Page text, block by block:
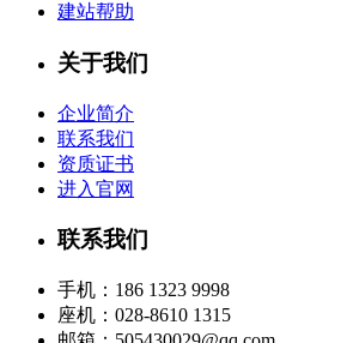
建站帮助
关于我们
企业简介
联系我们
资质证书
进入官网
联系我们
手机：186 1323 9998
座机：028-8610 1315